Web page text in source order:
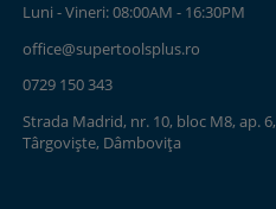
Luni - Vineri: 08:00AM - 16:30PM
office@supertoolsplus.ro
0729 150 343
Strada Madrid, nr. 10, bloc M8, ap. 6,
Târgoviște, Dâmbovița